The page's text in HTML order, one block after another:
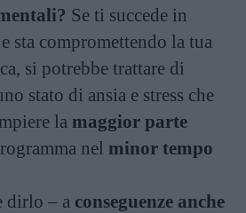
Se ti succede in
e sta compromettendo la tua
si potrebbe trattare di
stato di ansia e stress che
la maggior parte
nel minor tempo
dirlo – a conseguenze anche